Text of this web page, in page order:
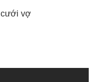
cưới vợ